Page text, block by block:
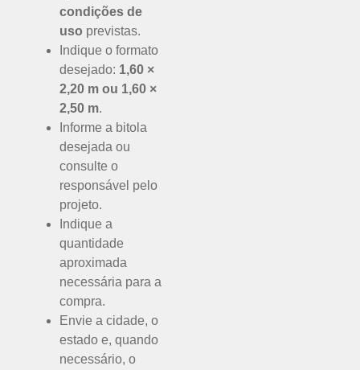
condições de
uso previstas.
Indique o formato
desejado: 1,60 ×
2,20 m ou 1,60 ×
2,50 m.
Informe a bitola
desejada ou
consulte o
responsável pelo
projeto.
Indique a
quantidade
aproximada
necessária para a
compra.
Envie a cidade, o
estado e, quando
necessário, o